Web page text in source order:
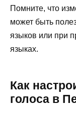
Помните, что
может быть
языков или при
языках.
Как
голоса в